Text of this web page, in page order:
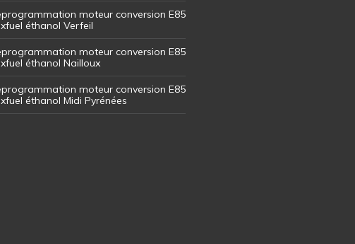
moteur conversion E85
éthanol Verfeil
moteur conversion E85
éthanol Nailloux
moteur conversion E85
éthanol Midi Pyrénées